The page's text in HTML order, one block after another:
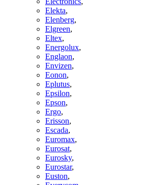
Elekta,
Elenberg,
Elgreen,
Eltex,
Energolux,
Englaon,
Envizen,
Eonon,
Eplutus,
Epsilon,
Epson,
Ergo,
Erisson,
Escada,
Euromax,
Eurosat,
Eurosky,
Eurostar,
Euston,